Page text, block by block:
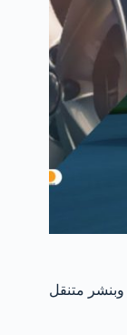
القرين 52227338 كهرباء وبنشر متنقل